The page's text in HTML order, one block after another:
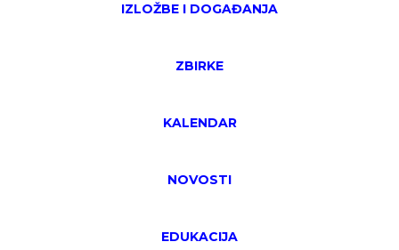
IZLOŽBE I DOGAĐANJA
ZBIRKE
KALENDAR
NOVOSTI
EDUKACIJA